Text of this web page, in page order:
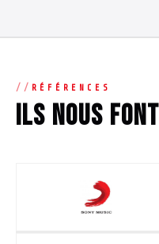
RÉFÉRENCES
Ils nous